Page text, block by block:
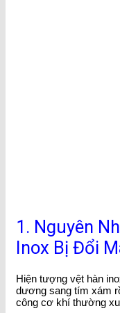
1. Nguyên
Inox Bị Đổi
Hiện tượng vệt hàn
dương sang tím xám
công cơ khí thường